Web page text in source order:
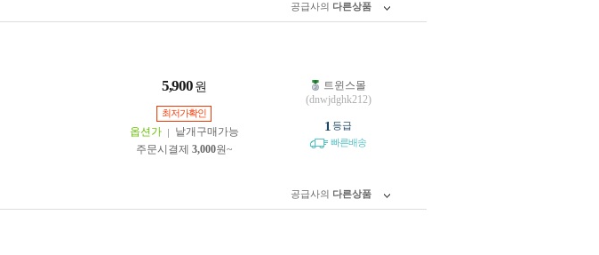
공급사의 다른상품
5,900 원
최저가확인
옵션가
낱개구매가능
주문시결제 3,000원~
트윈스몰
(dnwjdghk212)
1 등급
빠른배송
공급사의 다른상품